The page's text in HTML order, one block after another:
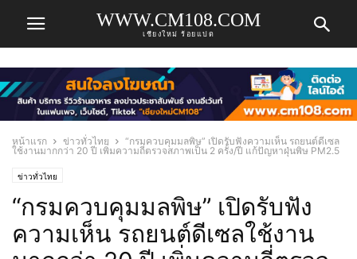
WWW.CM108.COM
เชียงใหม่ ร้อยแปด
หน้าแรก ข่าวทั่วไทย
“กรมควบคุมมลพิษ” เปิดรับฟังความเห็น รถยนต์ดีเซล
ใช้งานมากกว่า 20 ปี เพิ่มความถี่ตรวจสภาพเป็น 2 ครั้ง/ปี แก้ปัญหาฝุ่นพิษ PM2.5
ข่าวทั่วไทย
“กรมควบคุมมลพิษ” เปิดรับฟัง
ความเห็น รถยนต์ดีเซลใช้งาน